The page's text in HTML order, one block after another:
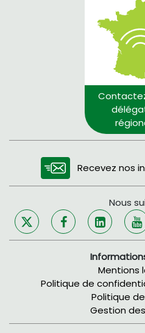
Recevez nos
Nous
Mentions
Politique de
Politique
Gestion